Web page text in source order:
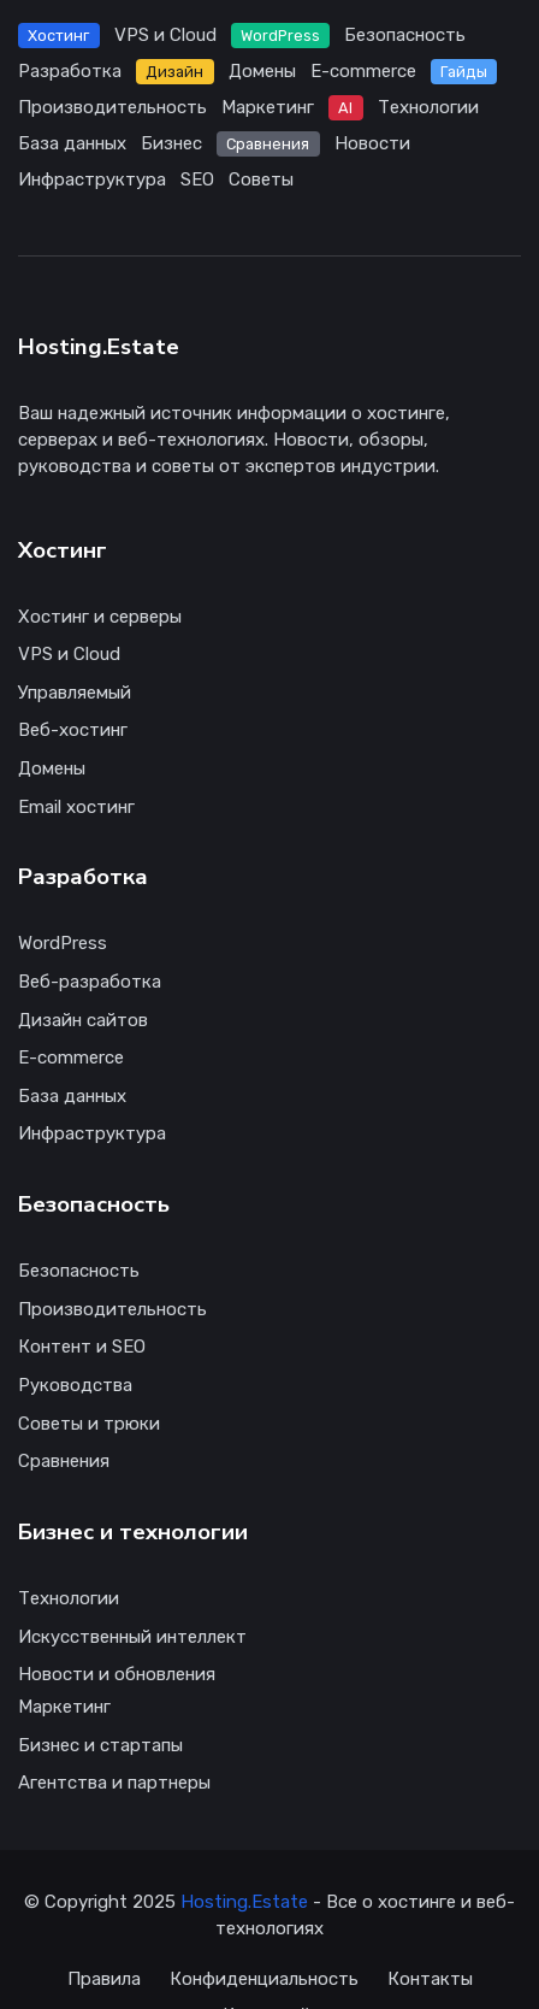
Хостинг VPS и Cloud WordPress
Безопасность
Разработка
Дизайн Домены E-commerce Гайды
Производительность Маркетинг AI
Технологии
База данных
Бизнес Сравнения
Новости
Инфраструктура
SEO Советы
Hosting.Estate
Ваш надежный источник информации о хостинге,
серверах и веб-технологиях. Новости, обзоры,
руководства и советы от экспертов индустрии.
Хостинг
Хостинг и серверы
VPS и Cloud
Управляемый
Веб-хостинг
Домены
Email хостинг
Разработка
WordPress
Веб-разработка
Дизайн сайтов
E-commerce
База данных
Инфраструктура
Безопасность
Безопасность
Производительность
Контент и SEO
Руководства
Советы и трюки
Сравнения
Бизнес и технологии
Технологии
Искусственный интеллект
Новости и обновления
Маркетинг
Бизнес и стартапы
Агентства и партнеры
© Copyright 2025 Hosting.Estate - Все о хостинге и веб-
технологиях
Правила Конфиденциальность
Контакты